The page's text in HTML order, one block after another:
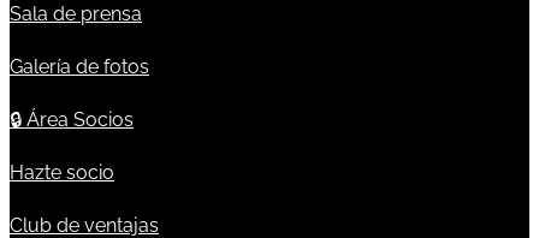
Sala de prensa
Galería de fotos
🔒 Área Socios
Hazte socio
Club de ventajas